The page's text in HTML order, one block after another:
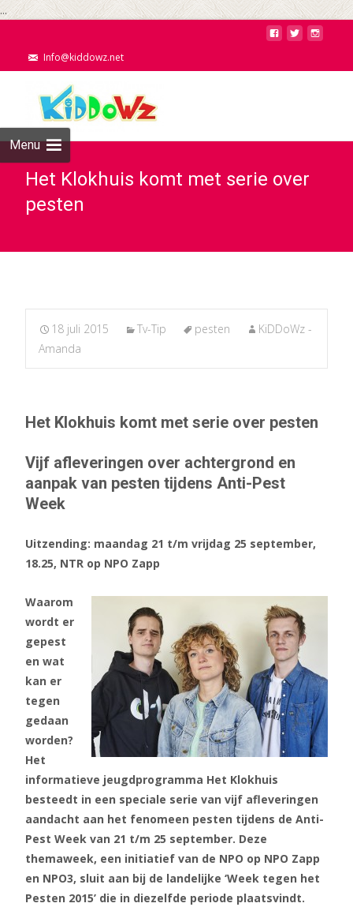
...
Info@kiddowz.net
Menu
Het Klokhuis komt met serie over
pesten
18 juli 2015 Tv-Tip pesten
KiDDoWz -
Amanda
Het Klokhuis komt met serie over pesten
Vijf afleveringen over achtergrond en
aanpak van pesten tijdens Anti-Pest
Week
Uitzending: maandag 21 t/m vrijdag 25 september,
18.25, NTR op NPO Zapp
Waarom
wordt er
gepest
en wat
kan er
tegen
gedaan
worden?
Het
informatieve jeugdprogramma Het Klokhuis
besteedt in een speciale serie van vijf afleveringen
aandacht aan het fenomeen pesten tijdens de Anti-
Pest Week van 21 t/m 25 september. Deze
themaweek, een initiatief van de NPO op NPO Zapp
en NPO3, sluit aan bij de landelijke ‘Week tegen het
Pesten 2015’ die in diezelfde periode plaatsvindt.